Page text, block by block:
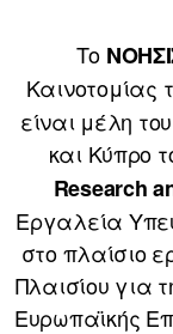
Το
Καινοτομίας
είναι μέλη
και Κύπρο
Research
Εργαλεία
στο πλαίσιο
Πλαισίου για
Ευρωπαϊκής